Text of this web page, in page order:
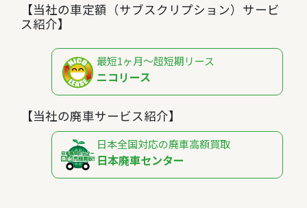
【当社の車定額（サブスクリプション）サービ
ス紹介】
最短1ヶ月～超短期リース
ニコリース
【当社の廃車サービス紹介】
日本全国対応の廃車高額買取
日本廃車センター